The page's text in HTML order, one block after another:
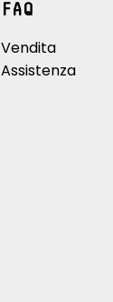
FAQ
Vendita
Assistenza